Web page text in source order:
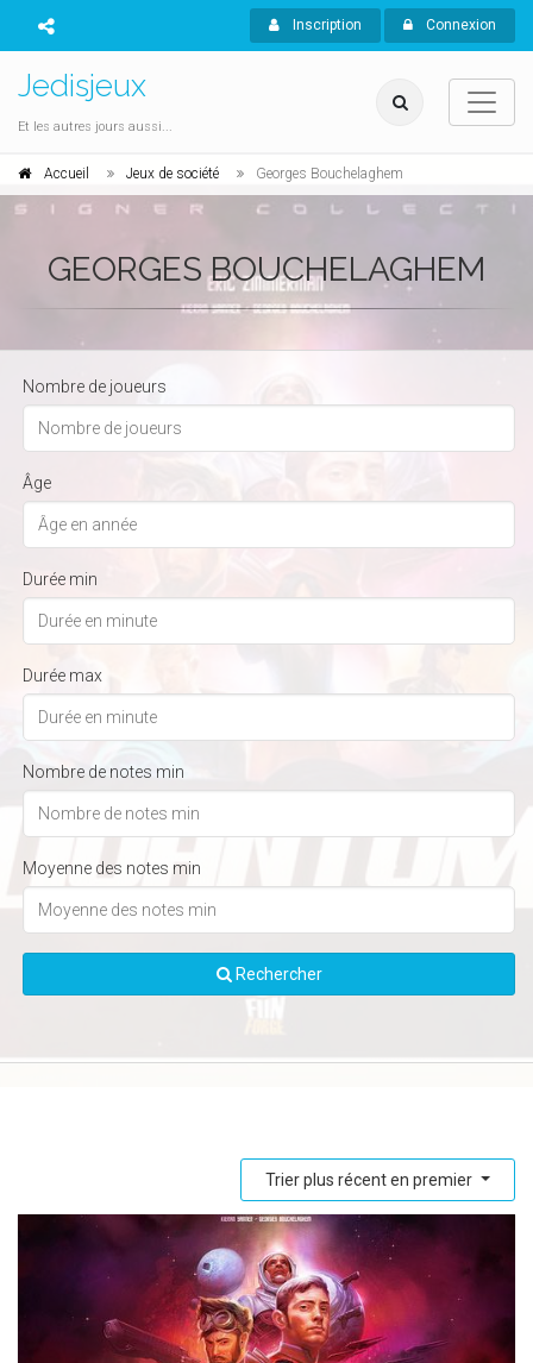
Inscription Connexion
Jedisjeux
Et les autres jours aussi...
Accueil Jeux de société Georges Bouchelaghem
GEORGES BOUCHELAGHEM
Nombre de joueurs
Âge
Durée min
Durée max
Nombre de notes min
Moyenne des notes min
Rechercher
Trier plus récent en premier